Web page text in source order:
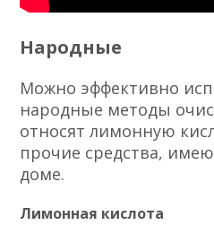
Народные
Можно эффективно
народные методы
относят лимонную
прочие средства,
доме.
Лимонная кислота